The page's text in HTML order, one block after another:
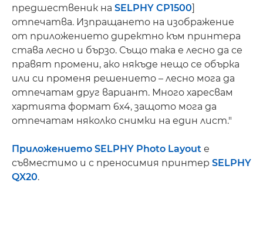
предшественик на SELPHY CP1500]
отпечатва. Изпращането на изображение
от приложението директно към принтера
става лесно и бързо. Също така е лесно да се
правят промени, ако някъде нещо се обърка
или си променя решението – лесно мога да
отпечатам друг вариант. Много харесвам
хартията формат 6x4, защото мога да
отпечатам няколко снимки на един лист."
Приложението SELPHY Photo Layout е
съвместимо и с преносимия принтер SELPHY
QX20.